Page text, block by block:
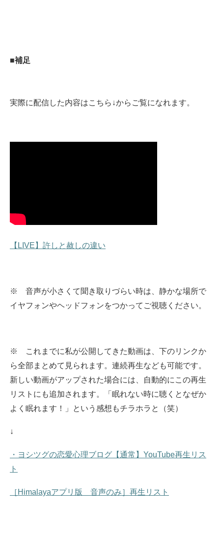
■補足
実際に配信した内容はこちら↓からご覧になれます。
【LIVE】許しと赦しの違い
※ 音声が小さくて聞き取りづらい時は、静かな場所で
イヤフォンやヘッドフォンをつかってご視聴ください。
※ これまでに私が公開してきた動画は、下のリンクか
ら全部まとめて見られます。 連続再生なども可能です。
新しい動画がアップされた場合には、自動的にこの再生
リストにも追加されます。
「眠れない時に聴くとなぜか
よく眠れます！」という感想もチラホラと（笑）
↓
・ヨシツグの恋愛心理ブログ【通常】YouTube再生リス
ト
［Himalayaアプリ版 音声のみ］再生リスト